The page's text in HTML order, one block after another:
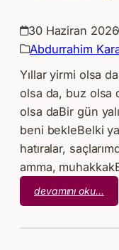
30 Haziran 2026
Abdurrahim
Yıllar yirmi olsa
olsa da, buz olsa
olsa daBir gün
beni bekleBelki
hatıralar,
amma,
devamını oku…